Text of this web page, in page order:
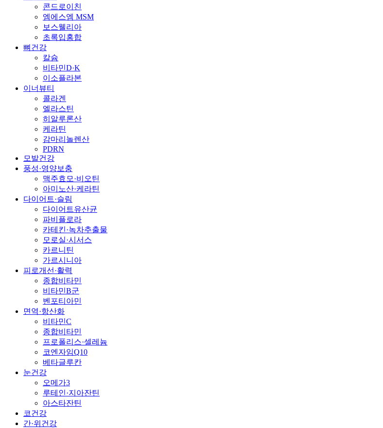
콘드로이친
엠에스엠 MSM
보스웰리아
초록입홍합
뼈건강
칼슘
비타민D·K
이소플라본
이너뷰티
콜라겐
엘라스틴
히알루론산
케라틴
감마리놀렌산
PDRN
모발건강
풍성·영양보충
맥주효모·비오틴
아미노산·케라틴
다이어트·슬림
다이어트유산균
파비플로라
카테킨·녹차추출물
모로실·시서스
카르니틴
가르시니아
피로개선·활력
종합비타민
비타민B군
벤포티아민
면역·항산화
비타민C
종합비타민
프로폴리스·셀레늄
코엔자임Q10
베타글루칸
눈건강
오메가3
루테인·지아잔틴
아스타잔틴
코건강
간·위건강